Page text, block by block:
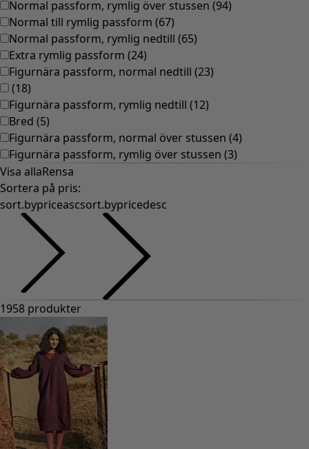
Lantlig inredning
Rolig inredning
Färgglad inredning
Blommig inredning
Natur
Bohemisk inredning
Skandinavisk inredning
Mysig inredning